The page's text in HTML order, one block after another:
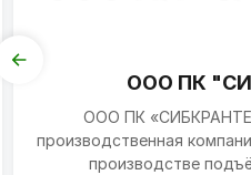
ООО ПК
ООО ПК
производственная
производстве